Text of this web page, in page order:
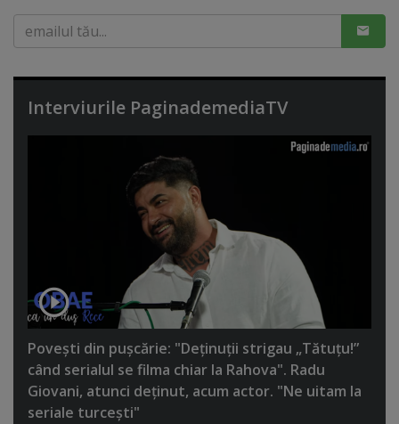
Interviurile PaginademediaTV
Poveşti din puşcărie: "Deţinuţii strigau „Tătuţu!”
când serialul se filma chiar la Rahova". Radu
Giovani, atunci deţinut, acum actor. "Ne uitam la
seriale turceşti"